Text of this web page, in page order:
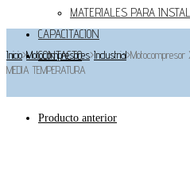
MATERIALES PARA
CAPACITACION
CONTACTO
Inicio>Motocompresores>Industrial>
MEDIA TEMPERATURA
Producto anterior